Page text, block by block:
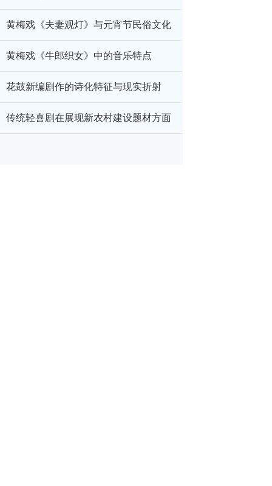
黄梅戏《夫妻观灯》与元宵节民俗文化
黄梅戏《牛郎织女》中的音乐特点
花鼓新编剧作的诗化特征与现实折射
传统轻喜剧在展现新农村建设题材方面
的独特优势